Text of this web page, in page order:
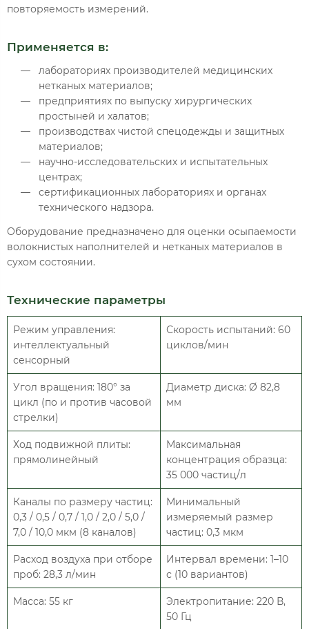
повторяемость измерений.
Применяется в:
лабораториях производителей медицинских
нетканых материалов;
предприятиях по выпуску хирургических
простыней и халатов;
производствах чистой спецодежды и защитных
материалов;
научно-исследовательских и испытательных
центрах;
сертификационных лабораториях и органах
технического надзора.
Оборудование предназначено для оценки осыпаемости
волокнистых наполнителей и нетканых материалов в
сухом состоянии.
Технические параметры
Режим управления:
интеллектуальный
сенсорный
Скорость испытаний: 60
циклов/мин
Угол вращения: 180° за
цикл (по и против часовой
стрелки)
Диаметр диска: Ø 82,8
мм
Ход подвижной плиты:
прямолинейный
Максимальная
концентрация образца:
35 000 частиц/л
Каналы по размеру частиц:
0,3 / 0,5 / 0,7 / 1,0 / 2,0 / 5,0 /
7,0 / 10,0 мкм (8 каналов)
Минимальный
измеряемый размер
частиц: 0,3 мкм
Расход воздуха при отборе
проб: 28,3 л/мин
Интервал времени: 1–10
с (10 вариантов)
Масса: 55 кг
Электропитание: 220 В,
50 Гц